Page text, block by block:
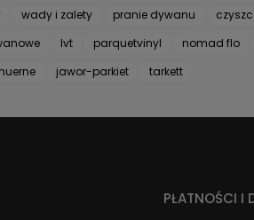
wady i zalety pranie dywanu
lvt parquetvinyl nomad flo
jawor-parkiet tarkett
PŁATNOŚCI I